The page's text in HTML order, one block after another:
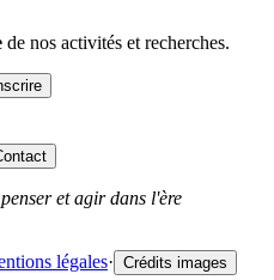
de nos activités et recherches.
et agir dans l'ère
légales· Crédits images